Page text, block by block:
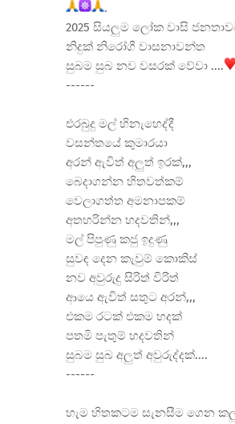
.
2025 සියලුම ලෝක වාසි
නිදුක් නිරෝගී වාසනාවන්ත
සුබම සුබ නව වසරක් වේවා ....
------
එරබුදු මල් හිනැහෙද්දී
වසන්තයේ කුමාරයා
අරන් ඇවිත් අලුත් ඉරක්,,,
බෙදාගන්න හිතවත්කම්
වෙලාගත්ත අමනාපකම්
අතහරින්න හදවතින්,,,
මල් පිපුණු කජු ඉදුණු
සුවඳ දෙන කැවුම් කොකිස්
නව අවුරුදු සිරිත් විරිත්
ආයෙ ඇවිත් සතුට අරන්,,,
එකම රටක් එකම හදක්
පතමි පැතුම් හදවතින්
සුබම සුබ අලුත් අවුරුද්දක්....
------
හැම හිතකටම සැනසීම ගෙන